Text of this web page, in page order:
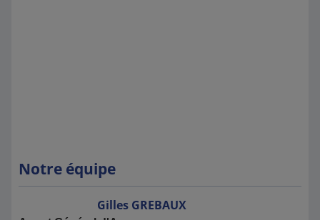
Notre équipe
Gilles GREBAUX